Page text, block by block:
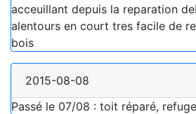
acceuillant depuis la reparation
alentours en court tres facile de
bois
2015-08-08
Passé le 07/08 : toit réparé,